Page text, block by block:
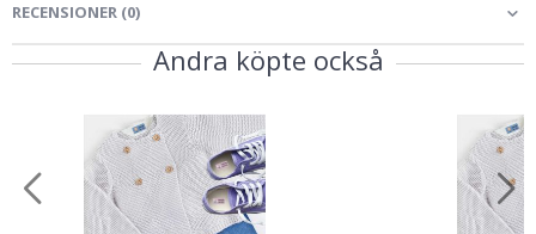
RECENSIONER (0)
Andra köpte också